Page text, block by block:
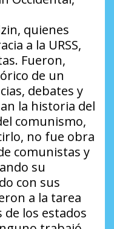
quienes
a la URSS,
Fueron,
de un
debates y
la historia del
comunismo,
no fue obra
comunistas y
su
con sus
a la tarea
de los estados